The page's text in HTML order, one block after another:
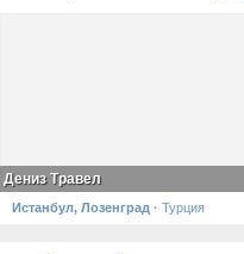
Дениз Травел
Истанбул, Лозенград · Турция